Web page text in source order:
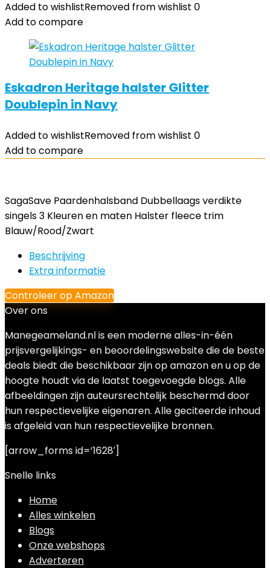
Added to wishlistRemoved from wishlist 0
Add to compare
Eskadron Heritage halster Glitter
Doublepin in Navy
Added to wishlistRemoved from wishlist 0
Add to compare
SagaSave Paardenhalsband Dubbellaags verdikte
singels 3 Kleuren en maten Halster fleece trim
Blauw/Rood/Zwart
Beschrijving
Extra informatie
Controleer op Amazon
Over ons
Manegeameland.nl is een moderne alles-in-één
prijsvergelijkings- en beoordelingswebsite die de beste
deals biedt die beschikbaar zijn op amazon en u op de
hoogte houdt via de laatst toegevoegde blogs. Alle
afbeeldingen zijn auteursrechtelijk beschermd door
hun respectievelijke eigenaren. Alle geciteerde inhoud
is afgeleid van hun respectievelijke bronnen.
[arrow_forms id=’1628′]
Snelle links
Home
Alles winkelen
Blogs
Onze webshops
Adverteren